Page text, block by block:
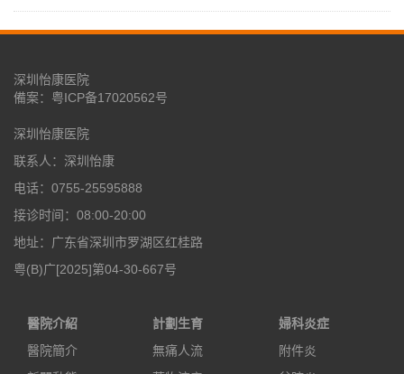
深圳怡康医院
備案： 粤ICP备17020562号
深圳怡康医院
联系人：深圳怡康
电话：0755-25595888
接诊时间：08:00-20:00
地址：广东省深圳市罗湖区红桂路
粤(B)广[2025]第04-30-667号
醫院介紹
醫院簡介
計劃生育
無痛人流
婦科炎症
附件炎